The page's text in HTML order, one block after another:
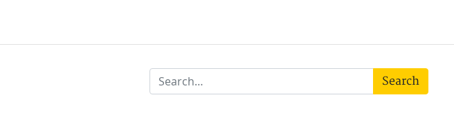
Search